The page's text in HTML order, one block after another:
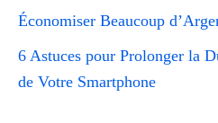
Économiser Beaucoup
6 Astuces pour Prolonger la
de Votre Smartphone